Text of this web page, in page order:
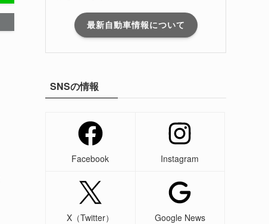
最新自動車情報について
SNSの情報
Facebook Instagram
X（Twitter） Google News